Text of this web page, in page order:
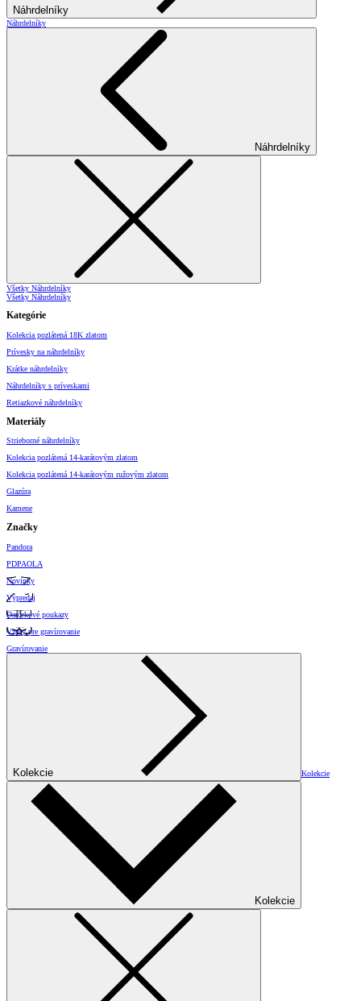
Náhrdelníky
Náhrdelníky
Náhrdelníky
Všetky Náhrdelníky
Všetky Náhrdelníky
Kategórie
Kolekcia pozlátená 18K zlatom
Prívesky na náhrdelníky
Krátke náhrdelníky
Náhrdelníky s príveskami
Retiazkové náhrdelníky
Materiály
Strieborné náhrdelníky
Kolekcia pozlátená 14-karátovým zlatom
Kolekcia pozlátená 14-karátovým ružovým zlatom
Glazúra
Kamene
Značky
Pandora
PDPAOLA
Novinky
Výpredaj
Darčekové poukazy
Vzory pre gravírovanie
Gravírovanie
Kolekcie Kolekcie
Kolekcie